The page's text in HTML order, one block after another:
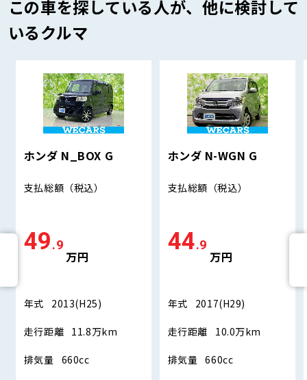
この車を探している人が、他に検討して
いるクルマ
ホンダ N_BOX G
支払総額 （税込）
49.9
万円
年式 2013(H25)
走行距離 11.8万km
排気量 660cc
ホンダ N-WGN G
支払総額 （税込）
44.9
万円
年式 2017(H29)
走行距離 10.0万km
排気量 660cc